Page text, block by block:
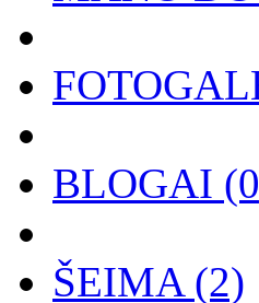
BLOGAI
ŠEIMA(2)